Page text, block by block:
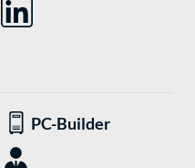
PC-Builder